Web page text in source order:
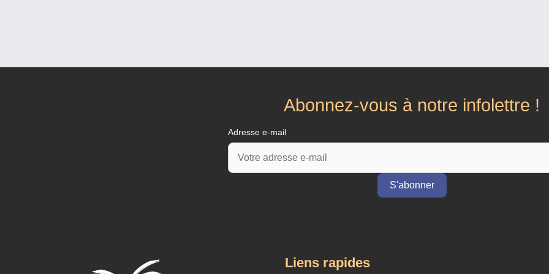
Abonnez-vous à notre infolettre !
Adresse e-mail
Liens rapides